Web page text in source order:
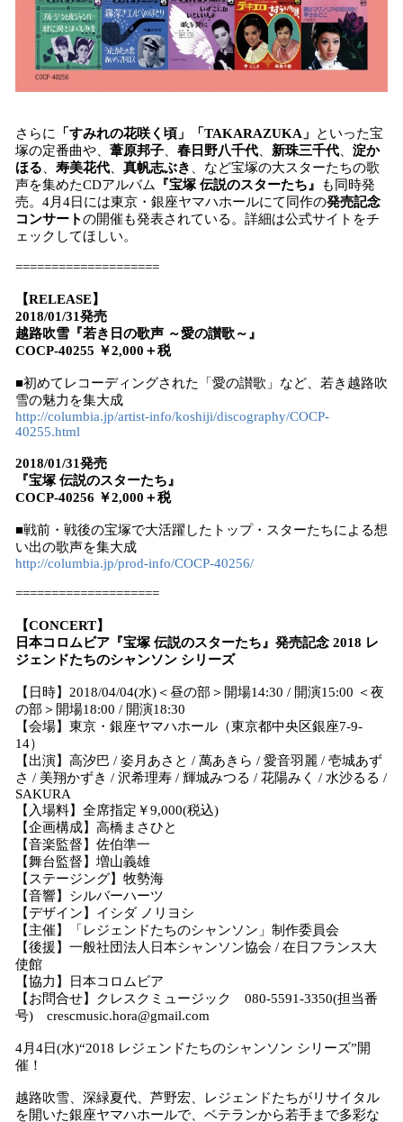
さらに 「すみれの花咲く頃」「TAKARAZUKA」
といった宝
塚の定番曲や、 葦原邦子 春日野八千代 新珠三千代
淀か
ほる
寿美花代 真帆志ぶき
、など宝塚の大スターたちの歌
声を集めたCDアルバム
『宝塚 伝説のスターたち』
も同時発
売。4月4日には東京・銀座ヤマハホールにて同作の発売記念
コンサートの開催も発表されている。詳細は公式サイトをチ
ェックしてほしい。
====================
【RELEASE】
2018/01/31発売
越路吹雪『若き日の歌声 ～愛の讃歌～』
COCP-40255 ￥2,000＋税
■初めてレコーディングされた「愛の讃歌」など、若き越路吹
雪の魅力を集大成
http://columbia.jp/artist-info/koshiji/discography/COCP-
40255.html
2018/01/31発売
『宝塚 伝説のスターたち』
COCP-40256 ￥2,000＋税
■戦前・戦後の宝塚で大活躍したトップ・スターたちによる想
い出の歌声を集大成
http://columbia.jp/prod-info/COCP-40256/
====================
【CONCERT】
日本コロムビア『宝塚 伝説のスターたち』発売記念 2018 レ
ジェンドたちのシャンソン シリーズ
【日時】2018/04/04(水)＜昼の部＞開場14:30 / 開演15:00 ＜夜
の部＞開場18:00 / 開演18:30
【会場】東京・銀座ヤマハホール（東京都中央区銀座7-9-
14）
【出演】高汐巴 / 姿月あさと / 萬あきら / 愛音羽麗 / 壱城あず
さ / 美翔かずき / 沢希理寿 / 輝城みつる / 花陽みく / 水沙るる /
SAKURA
【入場料】全席指定￥9,000(税込)
【企画構成】高橋まさひと
【音楽監督】佐伯準一
【舞台監督】増山義雄
【ステージング】牧勢海
【音響】シルバーハーツ
【デザイン】イシダ ノリヨシ
【主催】「レジェンドたちのシャンソン」制作委員会
【後援】一般社団法人日本シャンソン協会 / 在日フランス大
使館
【協力】日本コロムビア
【お問合せ】クレスクミュージック 080-5591-3350(担当番
号) crescmusic.hora@gmail.com
4月4日(水)“2018 レジェンドたちのシャンソン シリーズ”開
催！
越路吹雪、深緑夏代、芦野宏、レジェンドたちがリサイタル
を開いた銀座ヤマハホールで、ベテランから若手まで多彩な